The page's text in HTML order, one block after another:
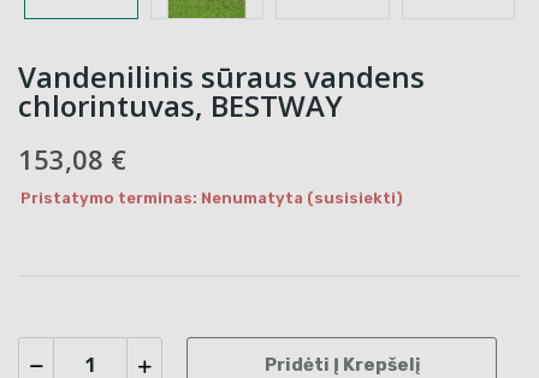
Vandenilinis sūraus vandens
chlorintuvas, BESTWAY
153,08 €
Pristatymo terminas: Nenumatyta (susisiekti)
Pridėti Į Krepšelį